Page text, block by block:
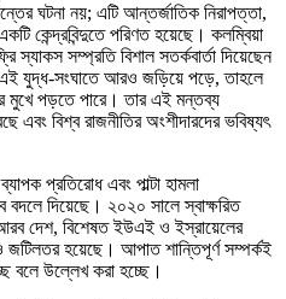
ঘটনা নয়; এটি আন্তর্জাতিক নিরাপত্তা,
কেন্দ্রবিন্দুতে পরিণত হয়েছে। কলম্বিয়া
স্যাকস সম্প্রতি বিশাল সতর্কবার্তা দিয়েছেন
যুদ্ধ‑সংঘাতে আরও জড়িয়ে পড়ে, তাহলে
মুখে পড়তে পারে। তার এই মন্তব্য
এবং বিশ্ব রাজনীতির অংশীদারদের ভবিষ্যৎ
প্রতিরোধ এবং পাল্টা হামলা
বদলে দিয়েছে। ২০২০ সালে স্বাক্ষরিত
দেশ, বিশেষত ইউএই ও ইস্রায়েলের
হয়েছে। আপাত শান্তিপূর্ণ সম্পর্কই
বলে উল্লেখ করা হচ্ছে।